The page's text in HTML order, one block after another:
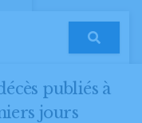
publiés à
jours